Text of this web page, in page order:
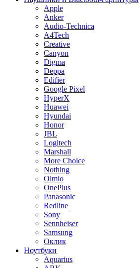
Apple
Anker
Audio-Technica
A4Tech
Creative
Canyon
Digma
Deppa
Edifier
Google Pixel
HyperX
Huawei
Hyundai
Honor
JBL
Logitech
Marshall
More Choice
Nothing
Olmio
OnePlus
Panasonic
Redline
Sony
Sennheiser
Samsung
Оклик
Ноутбуки
Aquarius